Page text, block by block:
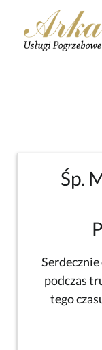
Śp.
podczas
tego